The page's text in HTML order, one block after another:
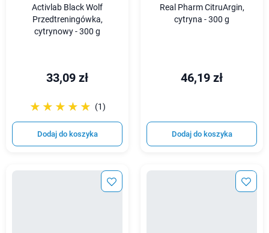
Activlab Black Wolf
Przedtreningówka,
cytrynowy - 300 g
33,09 zł
☆☆☆☆☆
★★★★★ (1)
Dodaj do koszyka
Real Pharm CitruArgin,
cytryna - 300 g
46,19 zł
Dodaj do koszyka